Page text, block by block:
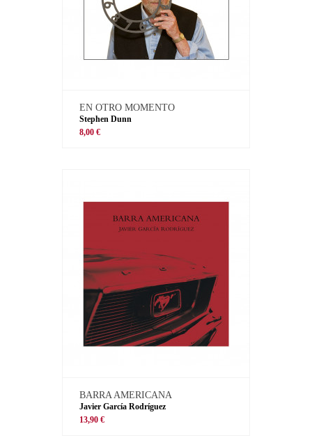
EN OTRO MOMENTO
Stephen Dunn
8,00 €
BARRA AMERICANA
Javier García Rodríguez
13,90 €